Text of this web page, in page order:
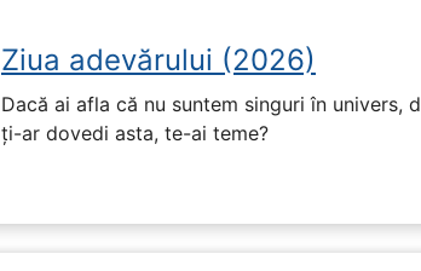
Ziua adevărului (2026)
Dacă ai afla că nu suntem singuri în univers,
ți-ar dovedi asta, te-ai teme?